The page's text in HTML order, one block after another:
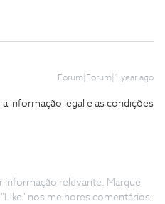
Forum|Forum|1 year ago
informação legal e as condições
informação relevante. Marque
nos melhores comentários.